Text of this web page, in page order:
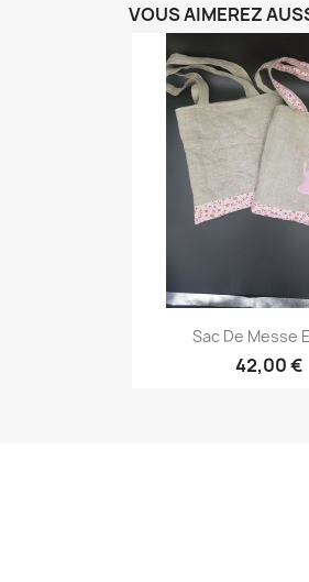
VOUS AIMEREZ
Aperçu
Sac De Messe
42,00 €